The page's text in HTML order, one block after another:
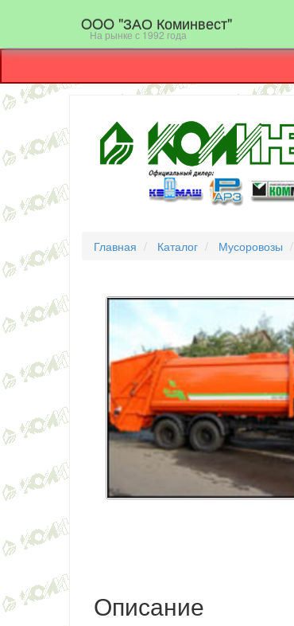
OOO "ЗАО Коминвест"
На рынке с 1992 года
Главная Каталог Мусоровозы
Описание